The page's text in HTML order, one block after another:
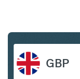
GBP